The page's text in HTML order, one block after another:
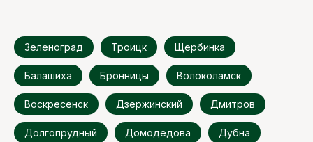
Зеленоград Троицк Щербинка
Балашиха Бронницы Волоколамск
Воскресенск Дзержинский Дмитров
Долгопрудный Домодедова Дубна